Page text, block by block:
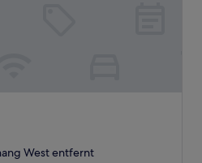
West entfernt